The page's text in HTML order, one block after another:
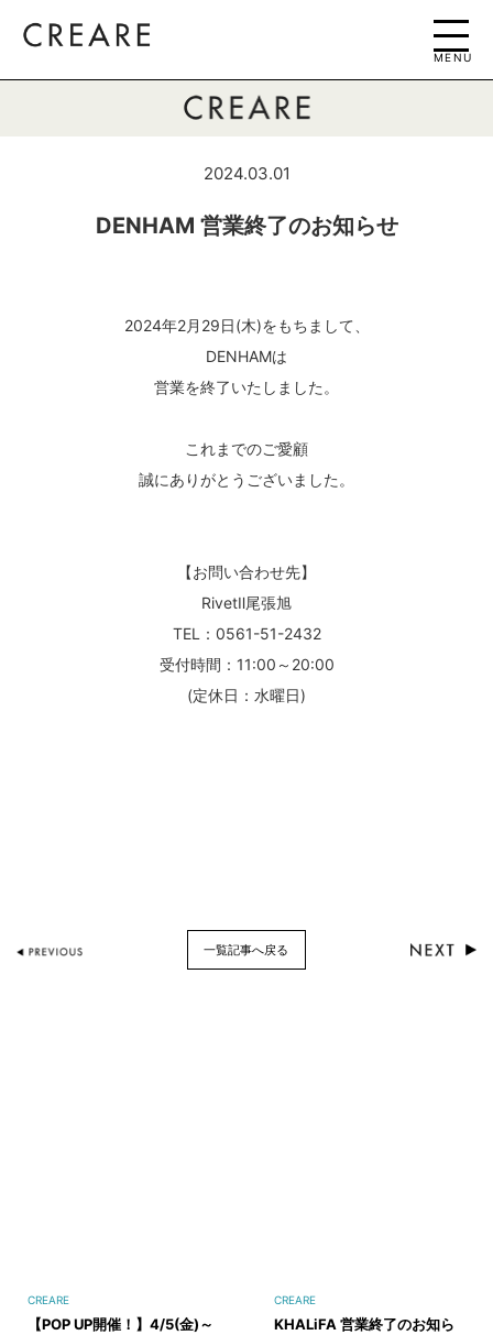
MENU
2024.03.01
DENHAM 営業終了のお知らせ
2024年2月29日(木)をもちまして、
DENHAMは
営業を終了いたしました。
これまでのご愛顧
誠にありがとうございました。
【お問い合わせ先】
RivetⅡ尾張旭
TEL：0561-51-2432
受付時間：11:00～20:00
(定休日：水曜日)
一覧記事へ戻る
CREARE
【POP UP開催！】4/5(金)～
CREARE
KHALiFA 営業終了のお知ら